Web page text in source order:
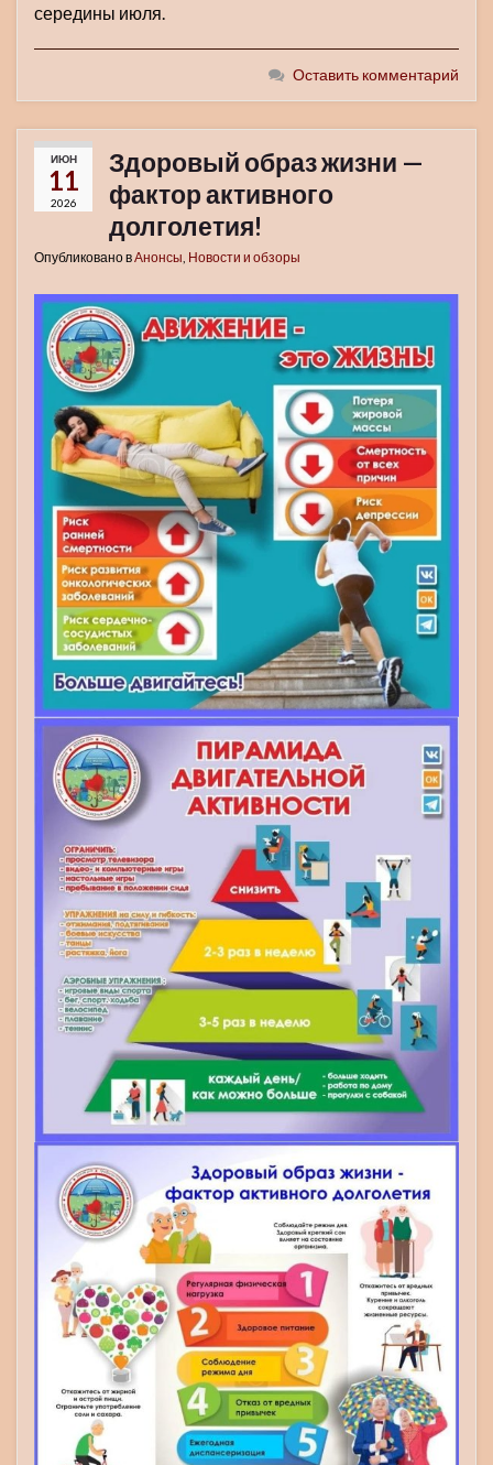
середины июля.
Оставить комментарий
ИЮН
11
2026
Здоровый образ жизни —
фактор активного
долголетия!
Опубликовано вАнонсы Новости и обзоры